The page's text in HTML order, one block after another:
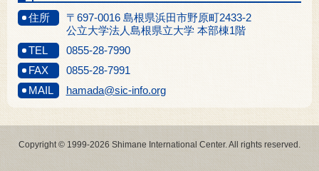
住所
〒697-0016 島根県浜田市野原町2433-2
公立大学法人島根県立大学 本部棟1階
TEL
0855-28-7990
FAX
0855-28-7991
MAIL
hamada@sic-info.org
Copyright © 1999-2026 Shimane International Center. All rights reserved.